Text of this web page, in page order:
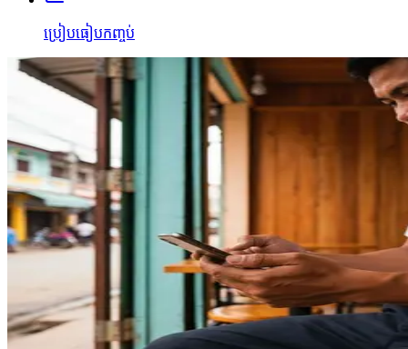
ប្រៀបធៀបកញ្ចប់